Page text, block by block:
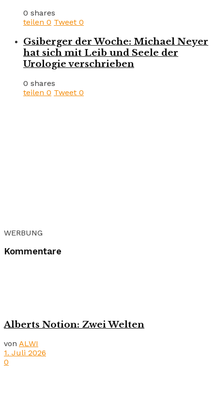
0 shares
teilen 0 Tweet 0
Gsiberger der Woche: Michael Neyer
hat sich mit Leib und Seele der
Urologie verschrieben
0 shares
teilen 0 Tweet 0
WERBUNG
Kommentare
Alberts Notion: Zwei Welten
von ALWI
1. Juli 2026
0